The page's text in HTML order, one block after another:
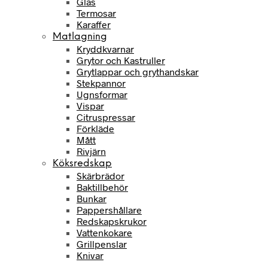
Termosar
Karaffer
Matlagning
Kryddkvarnar
Grytor och Kastruller
Grytlappar och grythandskar
Stekpannor
Ugnsformar
Vispar
Citruspressar
Förkläde
Mått
Rivjärn
Köksredskap
Skärbrädor
Baktillbehör
Bunkar
Pappershållare
Redskapskrukor
Vattenkokare
Grillpenslar
Knivar